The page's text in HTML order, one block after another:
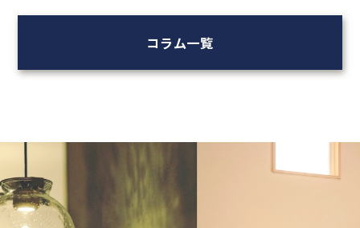
コラム一覧